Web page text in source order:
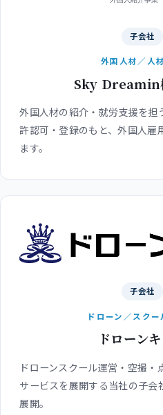
子会社
外国人材／人
Sky Dreamin
外国人材の紹介・就労支援を担
許認可・登録のもと、外国人雇
ます。
子会社
ドローン／スクー
ドローン
ドローンスクール運営・空撮・
サービスを展開する当社の子会
展開。